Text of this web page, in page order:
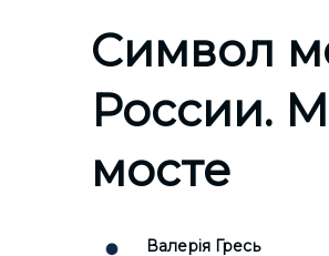
Символ
России.
мосте
Валерія Гресь